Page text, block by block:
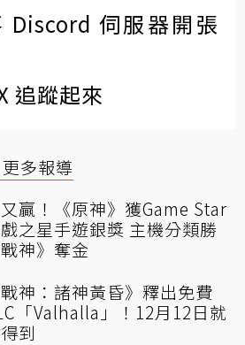
Discord 伺服器開張
追蹤起來
多報導
贏！《原神》獲Game Star
之星手遊銀獎 主機分類勝
戰神》奪金
戰神：諸神黃昏》釋出免費
「Valhalla」！12月12日就
到